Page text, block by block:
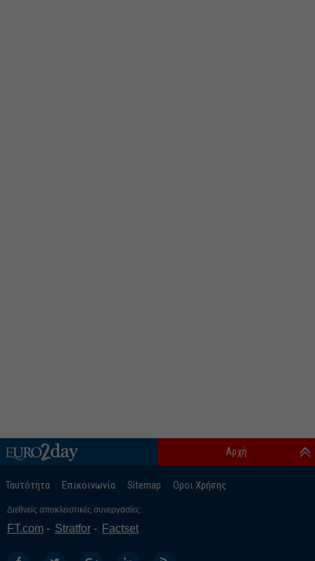
Ταυτότητα Επικοινωνία Sitemap Οροι Χρήσης
Αρχή
Διεθνείς αποκλειστικές συνεργασίες:
FT.com Stratfor Factset